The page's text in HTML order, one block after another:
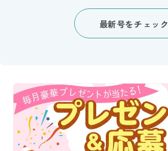
最新号をチェック